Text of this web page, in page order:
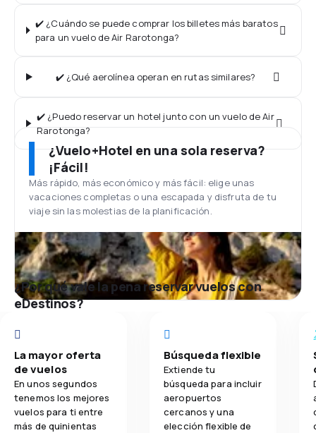
✔️ ¿Cuándo se puede comprar los billetes más baratos
para un vuelo de Air Rarotonga?
✔️ ¿Qué aerolínea operan en rutas similares?
✔️ ¿Puedo reservar un hotel junto con un vuelo de Air
Rarotonga?
¿Vuelo+Hotel en una sola reserva?
¡Fácil!
Más rápido, más económico y más fácil: elige unas
vacaciones completas o una escapada y disfruta de tu
viaje sin las molestias de la planificación.
¿Por qué vale la pena reservar vuelos con
eDestinos?
La mayor oferta
de vuelos
En unos segundos
tenemos los mejores
vuelos para ti entre
más de quinientas
Búsqueda flexible
Extiende tu
búsqueda para incluir
aeropuertos
cercanos y una
elección flexible de